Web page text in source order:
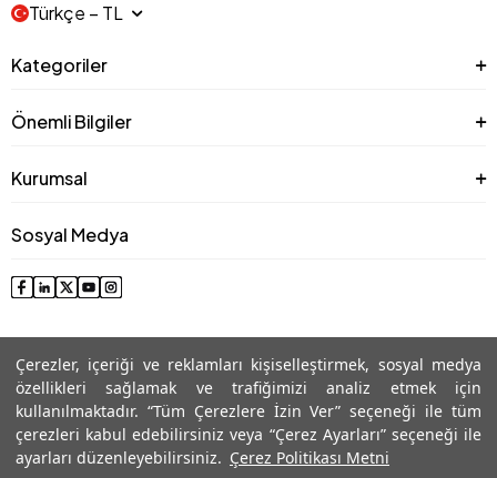
Çerezler, içeriği ve reklamları kişiselleştirmek, sosyal medya
özellikleri sağlamak ve trafiğimizi analiz etmek için
kullanılmaktadır. “Tüm Çerezlere İzin Ver” seçeneği ile tüm
çerezleri kabul edebilirsiniz veya “Çerez Ayarları” seçeneği ile
ayarları düzenleyebilirsiniz. Çerez Politikası Metni
Türkçe − TL
Kategoriler
Önemli Bilgiler
Kurumsal
Sosyal Medya
© 2025 Roman® Tüm Hakları Saklıdır, İzinsiz kullanılamaz